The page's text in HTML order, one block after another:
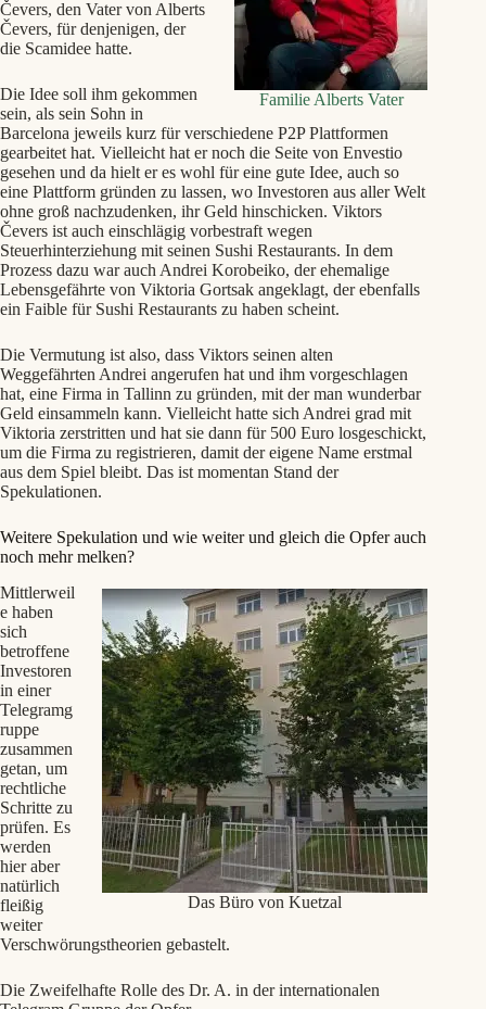
Familie Alberts Vater
Čevers, den Vater von Alberts
Čevers, für denjenigen, der
die Scamidee hatte.
Die Idee soll ihm gekommen
sein, als sein Sohn in
Barcelona jeweils kurz für verschiedene P2P Plattformen
gearbeitet hat. Vielleicht hat er noch die Seite von Envestio
gesehen und da hielt er es wohl für eine gute Idee, auch so
eine Plattform gründen zu lassen, wo Investoren aus aller Welt
ohne groß nachzudenken, ihr Geld hinschicken. Viktors
Čevers ist auch einschlägig vorbestraft wegen
Steuerhinterziehung mit seinen Sushi Restaurants. In dem
Prozess dazu war auch Andrei Korobeiko, der ehemalige
Lebensgefährte von Viktoria Gortsak angeklagt, der ebenfalls
ein Faible für Sushi Restaurants zu haben scheint.
Die Vermutung ist also, dass Viktors seinen alten
Weggefährten Andrei angerufen hat und ihm vorgeschlagen
hat, eine Firma in Tallinn zu gründen, mit der man wunderbar
Geld einsammeln kann. Vielleicht hatte sich Andrei grad mit
Viktoria zerstritten und hat sie dann für 500 Euro losgeschickt,
um die Firma zu registrieren, damit der eigene Name erstmal
aus dem Spiel bleibt. Das ist momentan Stand der
Spekulationen.
Weitere Spekulation und wie weiter und gleich die Opfer auch
noch mehr melken?
Das Büro von Kuetzal
Mittlerweil
e haben
sich
betroffene
Investoren
in einer
Telegramg
ruppe
zusammen
getan, um
rechtliche
Schritte zu
prüfen. Es
werden
hier aber
natürlich
fleißig
weiter
Verschwörungstheorien gebastelt.
Die Zweifelhafte Rolle des Dr. A. in der internationalen